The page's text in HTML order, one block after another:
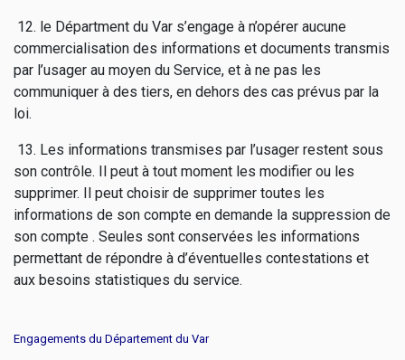
12. le Départment du Var s’engage à n’opérer aucune
commercialisation des informations et documents transmis
par l’usager au moyen du Service, et à ne pas les
communiquer à des tiers, en dehors des cas prévus par la
loi.
13. Les informations transmises par l’usager restent sous
son contrôle. Il peut à tout moment les modifier ou les
supprimer. Il peut choisir de supprimer toutes les
informations de son compte en demande la suppression de
son compte . Seules sont conservées les informations
permettant de répondre à d’éventuelles contestations et
aux besoins statistiques du service.
Engagements du Département du Var